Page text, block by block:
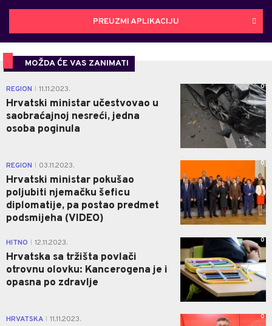
PREUZMI APLIKACIJU
MOŽDA ĆE VAS ZANIMATI
REGION 11.11.2023.
Hrvatski ministar učestvovao u
saobraćajnoj nesreći, jedna
osoba poginula
0
REGION 03.11.2023.
Hrvatski ministar pokušao
poljubiti njemačku šeficu
diplomatije, pa postao predmet
podsmijeha (VIDEO)
0
HITNO 12.11.2023.
Hrvatska sa tržišta povlači
otrovnu olovku: Kancerogena je i
opasna po zdravlje
0
HRVATSKA 11.11.2023. 0